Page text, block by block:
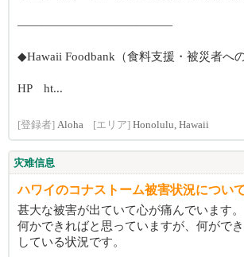
―――――――――――――
◆Hawaii Foodbank（食料支援・被災者への
HP ht...
[登録者] Aloha [エリア] Honolulu, Hawaii
灾难信息
ハワイのコナストーム被害状況につい
甚大な被害が出ていて心が痛んでいます。
何かできればと思っていますが、何がで
している状況です。